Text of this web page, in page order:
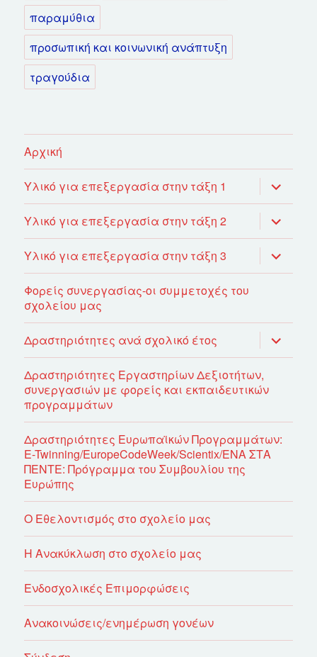
παραμύθια
προσωπική και κοινωνική ανάπτυξη
τραγούδια
Αρχική
Υλικό για επεξεργασία στην τάξη 1 του
μενού
Υλικό για επεξεργασία στην τάξη 2 του
μενού
Υλικό για επεξεργασία στην τάξη 3 του
μενού
Φορείς συνεργασίας-οι συμμετοχές του
σχολείου μας
Δραστηριότητες ανά σχολικό έτος του
μενού
Δραστηριότητες Εργαστηρίων Δεξιοτήτων,
συνεργασιών με φορείς και εκπαιδευτικών
προγραμμάτων
Δραστηριότητες Ευρωπαϊκών Προγραμμάτων:
E-Twinning/EuropeCodeWeek/Scientix/ΕΝΑ ΣΤΑ
ΠΕΝΤΕ: Πρόγραμμα του Συμβουλίου της
Ευρώπης
Ο Εθελοντισμός στο σχολείο μας
Η Ανακύκλωση στο σχολείο μας
Ενδοσχολικές Επιμορφώσεις
Ανακοινώσεις/ενημέρωση γονέων